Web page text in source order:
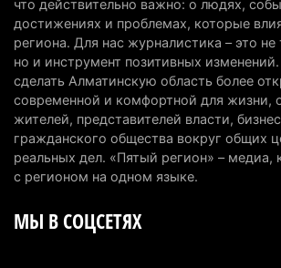
Казахстанцы назвали доход, при
считают себя бедными
6 августа 2026 г. 09:52
Пожар в Аксайском ущелье под
полностью ликвидирован спустя
6 августа 2026 г. 08:51
в Алматинской области
что действительно важно: о людях,
достижениях и проблемах, которые
региона. Для нас журналистика – это не
но и инструмент позитивных
сделать Алматинскую область более
современной и комфортной для жизни,
жителей, представителей власти,
гражданского общества вокруг общих
реальных дел. «Пятый регион» – медиа,
с регионом на одном языке.
МЫ В СОЦСЕТЯХ